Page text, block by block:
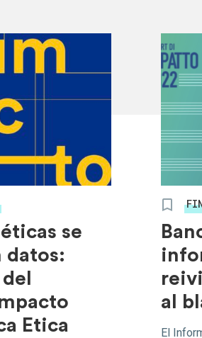
se
datos:
Etica
al
El